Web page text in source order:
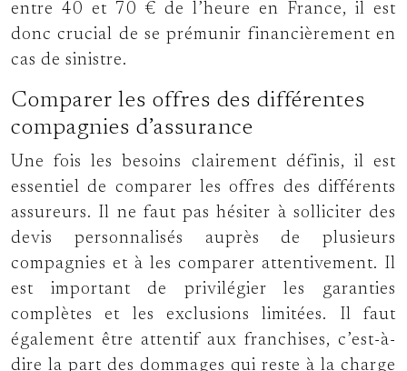
entre 40 et 70 € de l’heure en France, il est
donc crucial de se prémunir financièrement en
cas de sinistre.
Comparer les offres des différentes
compagnies d’assurance
Une fois les besoins clairement définis, il est
essentiel de comparer les offres des différents
assureurs. Il ne faut pas hésiter à solliciter des
devis personnalisés auprès de plusieurs
compagnies et à les comparer attentivement. Il
est important de privilégier les garanties
complètes et les exclusions limitées. Il faut
également être attentif aux franchises, c’est-à-
dire la part des dommages qui reste à la charge